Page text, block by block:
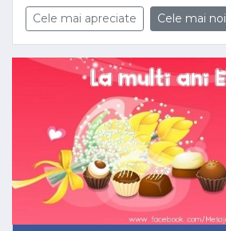
Cele mai apreciate Cele mai noi